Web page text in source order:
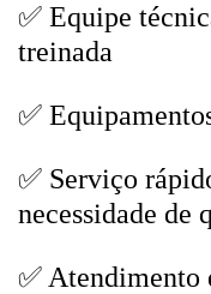
✅ Equipe
treinada
✅
✅ Serviço
necessidade de
✅ Atendimento